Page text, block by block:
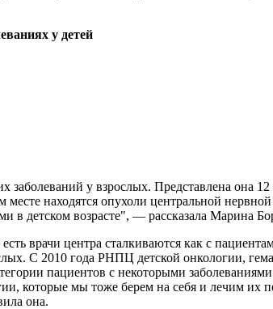
заболеваний у взрослых. Представлена
месте находятся опухоли центральной
в детском возрасте", — рассказала Марина
врачи центра сталкиваются как с
С 2010 года РНПЦ детской онкологии,
пациентов с некоторыми
которые мы тоже берем на себя и лечим их
она.